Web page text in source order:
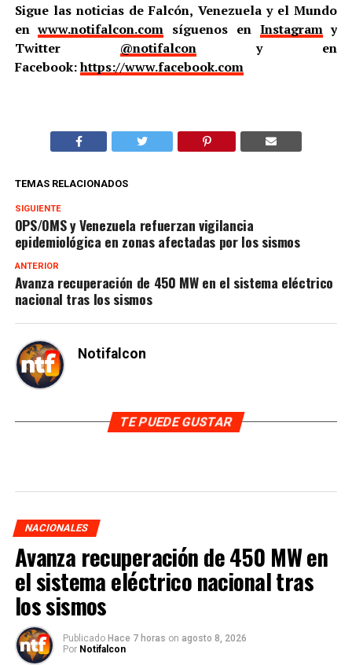
Sigue las noticias de Falcón, Venezuela y el Mundo
enwww.notifalcon.com síguenos en Instagramy
Twitter @notifalcony en
Facebook:https://www.facebook.com
TEMAS RELACIONADOS
SIGUIENTE
OPS/OMS y Venezuela refuerzan vigilancia
epidemiológica en zonas afectadas por los sismos
ANTERIOR
Avanza recuperación de 450 MW en el sistema eléctrico
nacional tras los sismos
Notifalcon
TE PUEDE GUSTAR
NACIONALES
Avanza recuperación de 450 MW en
el sistema eléctrico nacional tras
los sismos
Publicado Hace 7 horas on agosto 8, 2026
Por Notifalcon